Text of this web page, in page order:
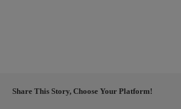
Share This Story, Choose Your Platform!